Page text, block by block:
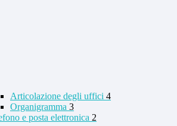
Articolazione degli uffici 4
Organigramma 3
e posta elettronica 2